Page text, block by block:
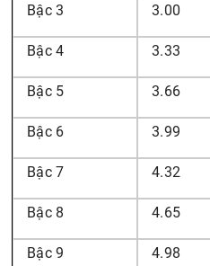
Bậc 3 3.00
Bậc 4 3.33
Bậc 5 3.66
Bậc 6 3.99
Bậc 7 4.32
Bậc 8 4.65
Bậc 9 4.98